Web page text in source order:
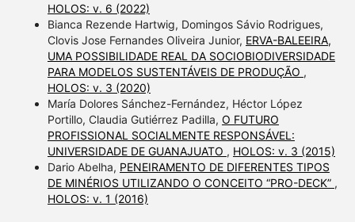
HOLOS: v. 6 (2022)
Bianca Rezende Hartwig, Domingos Sávio Rodrigues,
Clovis Jose Fernandes Oliveira Junior, ERVA-BALEEIRA,
UMA POSSIBILIDADE REAL DA SOCIOBIODIVERSIDADE
PARA MODELOS SUSTENTÁVEIS DE PRODUÇÃO ,
HOLOS: v. 3 (2020)
María Dolores Sánchez-Fernández, Héctor López
Portillo, Claudia Gutiérrez Padilla, O FUTURO
PROFISSIONAL SOCIALMENTE RESPONSÁVEL:
UNIVERSIDADE DE GUANAJUATO , HOLOS: v. 3 (2015)
Dario Abelha, PENEIRAMENTO DE DIFERENTES TIPOS
DE MINÉRIOS UTILIZANDO O CONCEITO “PRO-DECK” ,
HOLOS: v. 1 (2016)